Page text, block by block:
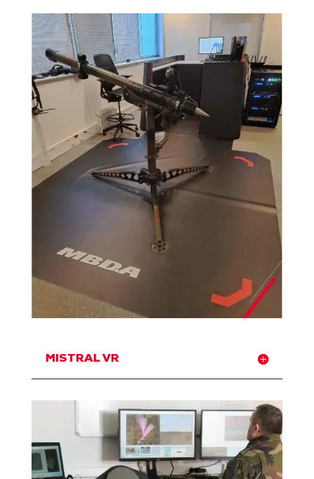
MISTRAL VR